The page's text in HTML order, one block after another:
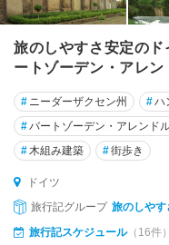
ニ
ュ
ル
ン
ル
ク
★
ハ
イ
デ
ル
旅のしやすさ安定の
ートゾーデン・アレ
# ニーダーザクセン州 #ハ
#バートゾーデン・アレンド
#木組み建築 #街歩き
ドイツ
旅行記グループ 旅のしや
旅行記スケジュール（16件）